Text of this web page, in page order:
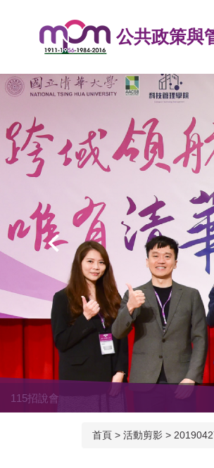
容
區
公共政策與
115招說會
首頁 > 活動剪影 >